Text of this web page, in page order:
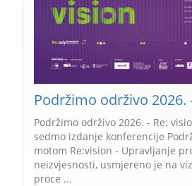
Podržimo održivo 2026.
Podržimo održivo 2026. - Re:
sedmo izdanje konferencije
motom Re:vision - Upravljanje
neizvjesnosti, usmjereno je na
proce ...